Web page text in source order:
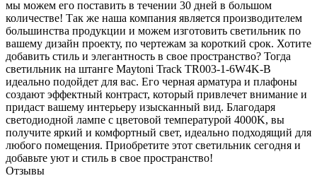
мы можем его поставить в течении 30 дней в большом
количестве! Так же наша компания является производителем
большинства продукции и можем изготовить светильник по
вашему дизайн проекту, по чертежам за короткий срок. Хотите
добавить стиль и элегантность в свое пространство? Тогда
светильник на штанге Maytoni Track TR003-1-6W4K-B
идеально подойдет для вас. Его черная арматура и плафоны
создают эффектный контраст, который привлечет внимание и
придаст вашему интерьеру изысканный вид. Благодаря
светодиодной лампе с цветовой температурой 4000K, вы
получите яркий и комфортный свет, идеально подходящий для
любого помещения. Приобретите этот светильник сегодня и
добавьте уют и стиль в свое пространство!
Отзывы